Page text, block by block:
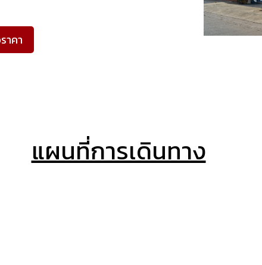
าคา
แผนที่การเดินทาง